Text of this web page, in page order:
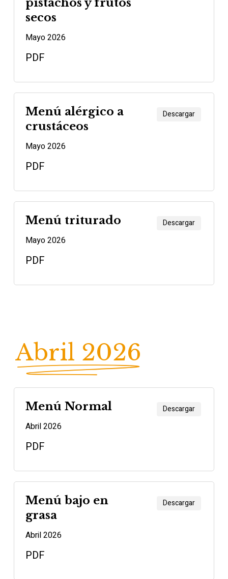
secos
Mayo 2026
PDF
Menú alérgico a
crustáceos
Mayo 2026
PDF
Descargar
Menú triturado
Mayo 2026
PDF
Descargar
Abril 2026
Menú Normal
Abril 2026
PDF
Descargar
Menú bajo en
grasa
Abril 2026
PDF
Descargar